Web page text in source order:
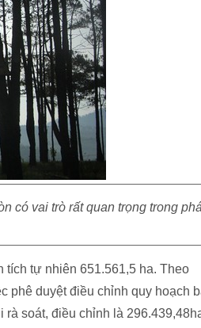
có vai trò rất quan trọng trong
tự nhiên 651.561,5 ha. Theo
phê duyệt điều chỉnh quy hoạch
soát, điều chỉnh là